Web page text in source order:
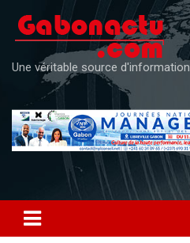
content
Une véritable source d'information